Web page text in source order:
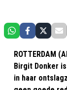
ROTTERDAM
Birgit Donker
in haar